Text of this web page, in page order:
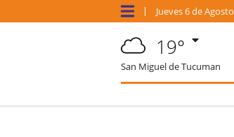
Jueves6 deAgosto
19°
San Miguel de Tucuman